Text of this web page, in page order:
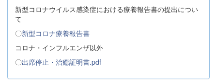
新型コロナウイルス感染症における療養報告書の提出につい
て
〇新型コロナ療養報告書
コロナ・インフルエンザ以外
〇出席停止・治癒証明書.pdf